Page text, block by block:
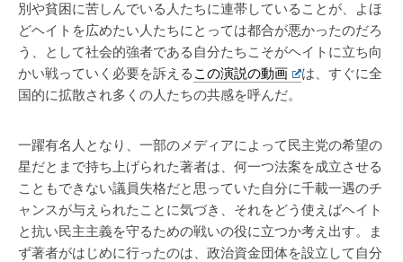
別や貧困に苦しんでいる人たちに連帯していることが、よほ
どヘイトを広めたい人たちにとっては都合が悪かったのだろ
う、として社会的強者である自分たちこそがヘイトに立ち向
かい戦っていく必要を訴える この演説の動画
は、すぐに全
国的に拡散され多くの人たちの共感を呼んだ。
一躍有名人となり、一部のメディアによって民主党の希望の
星だとまで持ち上げられた著者は、何一つ法案を成立させる
こともできない議員失格だと思っていた自分に千載一遇のチ
ャンスが与えられたことに気づき、それをどう使えばヘイト
と抗い民主主義を守るための戦いの役に立つか考え出す。ま
ず著者がはじめに行ったのは、政治資金団体を設立して自分